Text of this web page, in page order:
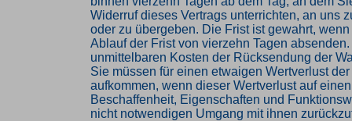
Widerruf dieses Vertrags unterrichten, an uns
oder zu übergeben. Die Frist ist gewahrt,
Ablauf der Frist von vierzehn Tagen
unmittelbaren Kosten der Rücksendung der
Sie müssen für einen etwaigen Wertverlust
aufkommen, wenn dieser Wertverlust auf
Beschaffenheit, Eigenschaften und
nicht notwendigen Umgang mit ihnen